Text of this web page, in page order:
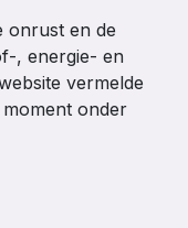
onrust en de
, energie- en
vermelde
onder